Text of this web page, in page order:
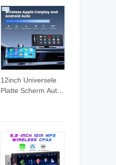
12inch Universele
Platte Scherm Auto
Auto Slimme
Scherm Draadloze
Carplay Android
Auto Touchscreen